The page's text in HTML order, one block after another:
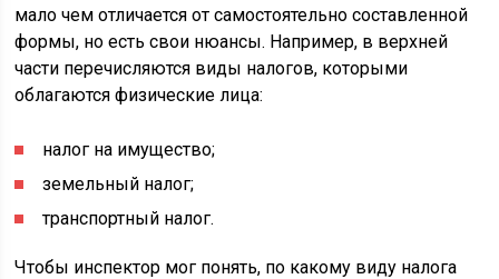
мало чем отличается от самостоятельно составленной
формы, но есть свои нюансы. Например, в верхней
части перечисляются виды налогов, которыми
облагаются физические лица:
налог на имущество;
земельный налог;
транспортный налог.
Чтобы инспектор мог понять, по какому виду налога